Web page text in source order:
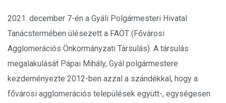
2021. december 7-én a Gyáli Polgármesteri Hivatal
Tanácstermében ülésezett a FAÖT (Fővárosi
Agglomerációs Önkormányzati Társulás). A társulás
megalakulását Pápai Mihály, Gyál polgármestere
kezdeményezte 2012-ben azzal a szándékkal, hogy a
fővárosi agglomerációs települések együtt-, egységesen